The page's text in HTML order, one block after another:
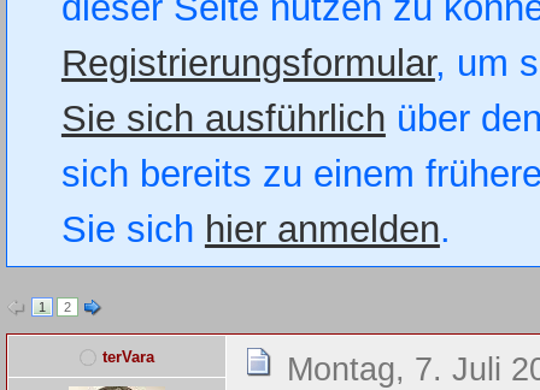
Registrierungsformular, um
Sie sich ausführlich über
sich bereits zu einem
Sie sich hier anmelden.
1 2
terVara Montag, 7. Juli